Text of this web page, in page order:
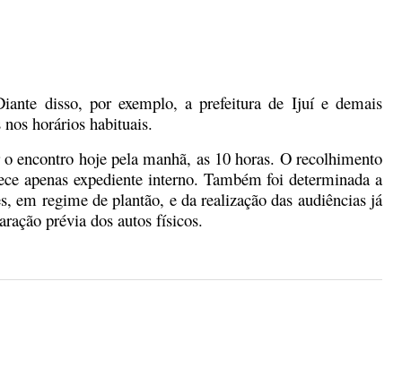
disso, por exemplo, a prefeitura de Ijuí e demais
horários habituais.
encontro hoje pela manhã, as 10 horas. O recolhimento
apenas expediente interno. Também foi determinada a
em regime de plantão, e da realização das audiências já
prévia dos autos físicos.